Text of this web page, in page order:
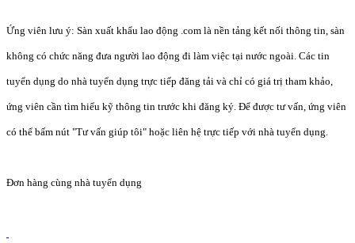
Ứng viên lưu ý: Sàn xuất khẩu lao động .com là nền tảng kết nối thông tin, sàn
không có chức năng đưa người lao động đi làm việc tại nước ngoài. Các tin
tuyển dụng do nhà tuyển dụng trực tiếp đăng tải và chỉ có giá trị tham khảo,
ứng viên cần tìm hiểu kỹ thông tin trước khi đăng ký. Để được tư vấn, ứng viên
có thể bấm nút "Tư vấn giúp tôi" hoặc liên hệ trực tiếp với nhà tuyển dụng.
Đơn hàng cùng nhà tuyển dụng